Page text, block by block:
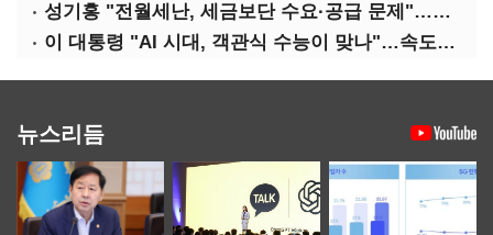
성기홍 "전월세난, 세금보단 수요·공급 문제"…닥공 시사
이 대통령 "AI 시대, 객관식 수능이 맞나"…속도전 '경계'
뉴스리듬